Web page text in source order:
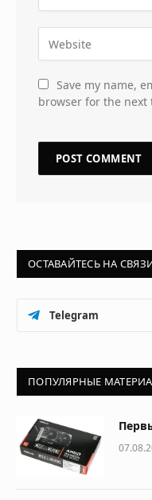
Save my name,
browser for the next
ОСТАВАЙТЕСЬ НА
Telegram
ПОПУЛЯРНЫЕ